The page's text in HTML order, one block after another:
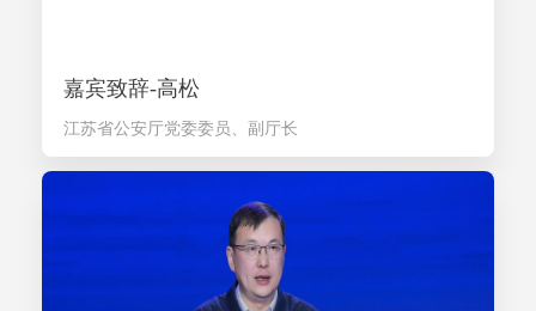
嘉宾致辞-高松
江苏省公安厅党委委员、副厅长